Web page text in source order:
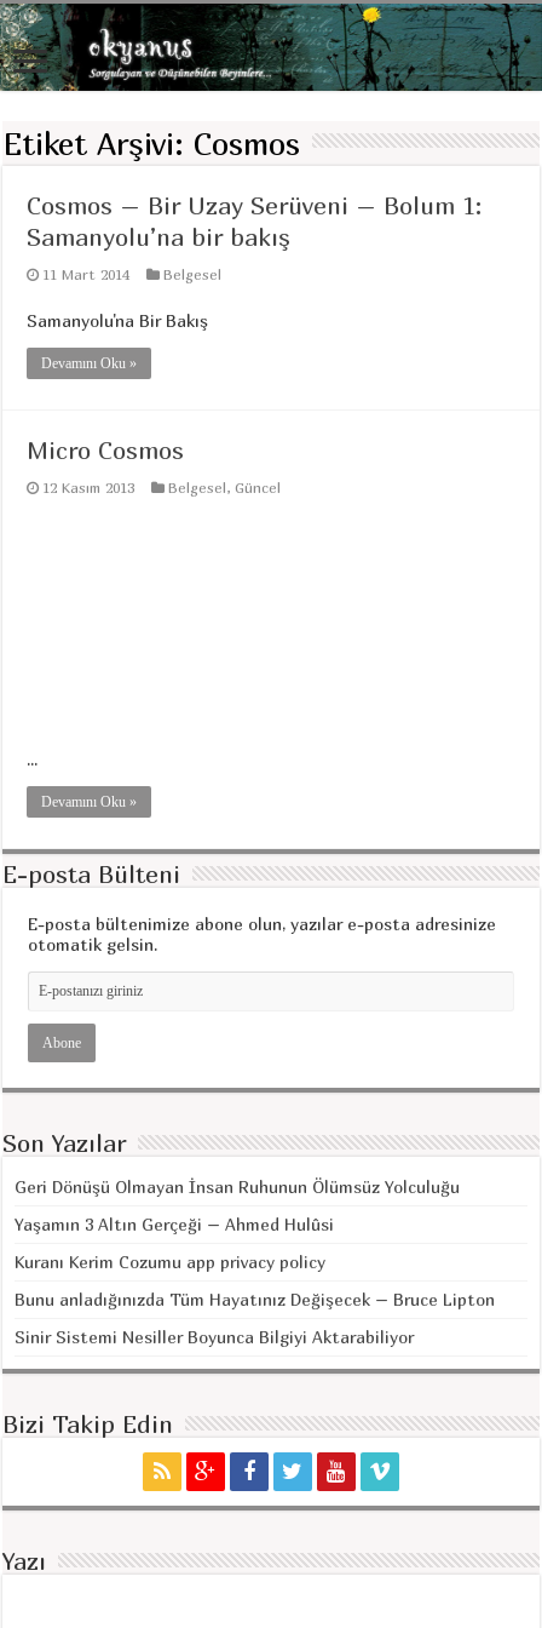
Etiket Arşivi: Cosmos
Cosmos – Bir Uzay Serüveni – Bolum 1:
Samanyolu’na bir bakış
11 Mart 2014 Belgesel
Samanyolu'na Bir Bakış
Devamını Oku »
Micro Cosmos
12 Kasım 2013 Belgesel,Güncel
...
Devamını Oku »
E-posta Bülteni
E-posta bültenimize abone olun, yazılar e-posta adresinize
otomatik gelsin.
Son Yazılar
Geri Dönüşü Olmayan İnsan Ruhunun Ölümsüz Yolculuğu
Yaşamın 3 Altın Gerçeği – Ahmed Hulûsi
Kuranı Kerim Cozumu app privacy policy
Bunu anladığınızda Tüm Hayatınız Değişecek – Bruce Lipton
Sinir Sistemi Nesiller Boyunca Bilgiyi Aktarabiliyor
Bizi Takip Edin
Yazı